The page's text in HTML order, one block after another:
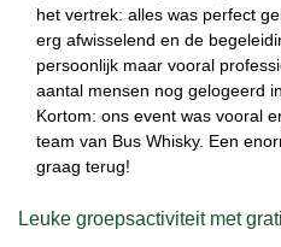
het vertrek: alles was perfect
erg afwisselend en de
persoonlijk maar vooral
aantal mensen nog gelogeerd
Kortom: ons event was vooral
team van Bus Whisky. Een
graag terug!
Leuke groepsactiviteit met